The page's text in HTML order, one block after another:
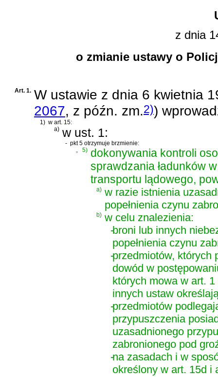
z dnia
o zmianie ustawy o
Art. 1. W ustawie z dnia 6 kwietnia
2067, z późn. zm.2))
1) w art. 15:
a) w ust. 1:
- pkt 5 otrzymuje brzmienie:
„
5) dokonywania kontroli
sprawdzania ładunków
transportu lądowego,
a) w razie istnienia
popełnienia czynu
b) w celu znalezienia:
-
broni lub innych
popełnienia czynu
-
przedmiotów, których
dowód w
których mowa w art.
innych ustaw
-
przedmiotów
przypuszczenia
uzasadnionego
zabronionego pod
-
na zasadach i w
określony w art. 15d i